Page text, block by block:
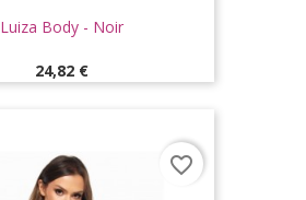
Luiza Body - Noir
Prix
24,82 €
favorite_border